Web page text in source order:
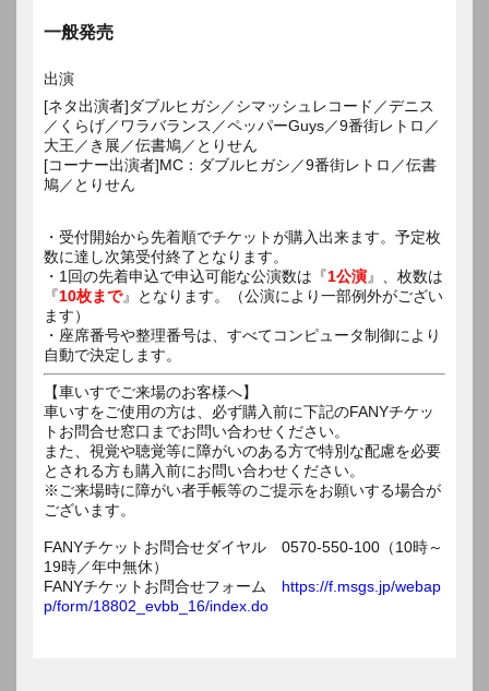
一般発売
出演
[ネタ出演者]ダブルヒガシ／シマッシュレコード／デニス
／くらげ／ワラバランス／ペッパーGuys／9番街レトロ／
大王／き展／伝書鳩／とりせん
[コーナー出演者]MC：ダブルヒガシ／9番街レトロ／伝書
鳩／とりせん
・受付開始から先着順でチケットが購入出来ます。予定枚
数に達し次第受付終了となります。
・1回の先着申込で申込可能な公演数は『1公演』、枚数は
『10枚まで』となります。（公演により一部例外がござい
ます）
・座席番号や整理番号は、すべてコンピュータ制御により
自動で決定します。
【車いすでご来場のお客様へ】
車いすをご使用の方は、必ず購入前に下記のFANYチケッ
トお問合せ窓口までお問い合わせください。
また、視覚や聴覚等に障がいのある方で特別な配慮を必要
とされる方も購入前にお問い合わせください。
※ご来場時に障がい者手帳等のご提示をお願いする場合が
ございます。
FANYチケットお問合せダイヤル 0570-550-100（10時～
19時／年中無休）
FANYチケットお問合せフォーム https://f.msgs.jp/webap
p/form/18802_evbb_16/index.do